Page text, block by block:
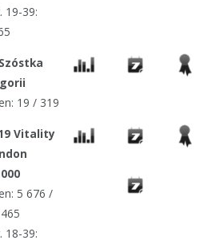
19-39:
19 / 319
Vitality
5 676 /
18-39: